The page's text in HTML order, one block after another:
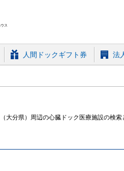
ス
人間ドックギフト券 法
分県）周辺の心臓ドック医療施設の検索